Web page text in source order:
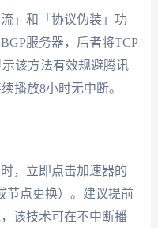
」和「协议伪装」功
服务器，后者将TCP
该方法有效规避腾讯
播放8小时无中断。
，立即点击加速器的
节点更换）。建议提前
该技术可在不中断播